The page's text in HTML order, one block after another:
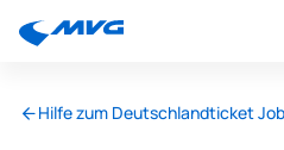
Hilfe zum Deutschlandticket Job